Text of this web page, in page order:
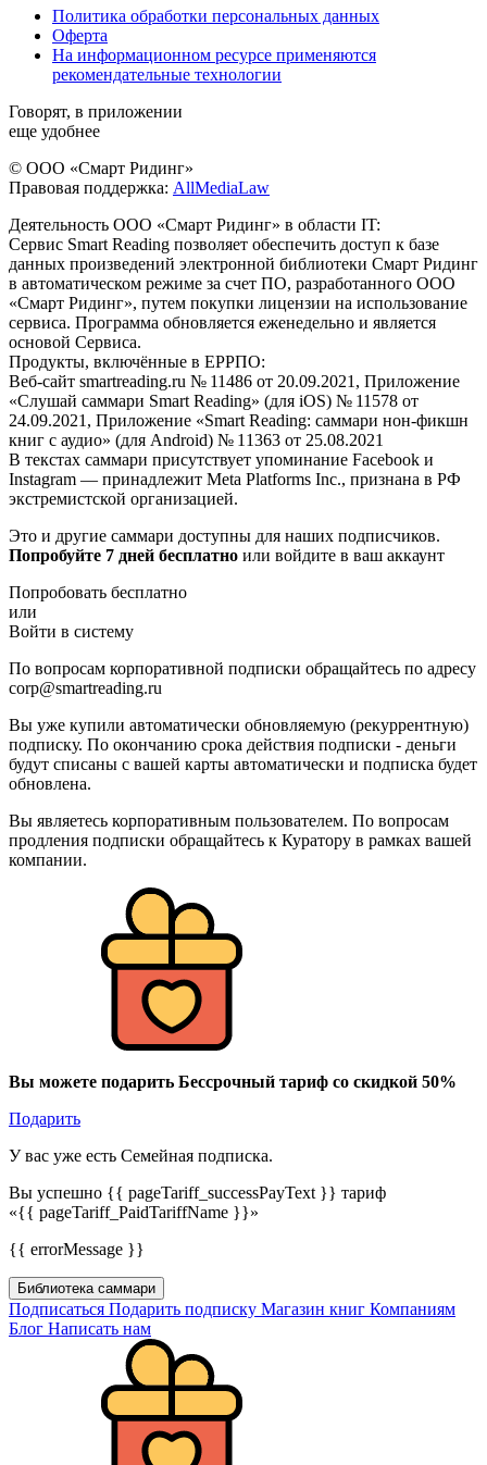
Политика обработки персональных данных
Оферта
На информационном ресурсе применяются
рекомендательные технологии
Говорят, в приложении
еще удобнее
© ООО «Смарт Ридинг»
Правовая поддержка: AllMediaLaw
Деятельность ООО «Смарт Ридинг» в области IT:
Сервис Smart Reading позволяет обеспечить доступ к базе
данных произведений электронной библиотеки Смарт Ридинг
в автоматическом режиме за счет ПО, разработанного ООО
«Смарт Ридинг», путем покупки лицензии на использование
сервиса. Программа обновляется еженедельно и является
основой Сервиса.
Продукты, включённые в ЕРРПО:
Веб-сайт smartreading.ru № 11486 от 20.09.2021, Приложение
«Слушай саммари Smart Reading» (для iOS) № 11578 от
24.09.2021, Приложение «Smart Reading: саммари нон-фикшн
книг с аудио» (для Android) № 11363 от 25.08.2021
В текстах саммари присутствует упоминание Facebook и
Instagram — принадлежит Meta Platforms Inc., признана в РФ
экстремистской организацией.
Это и другие саммари доступны для наших подписчиков.
Попробуйте 7 дней бесплатно или войдите в ваш аккаунт
Попробовать бесплатно
или
Войти в систему
По вопросам корпоративной подписки обращайтесь по адресу
corp@smartreading.ru
Вы уже купили автоматически обновляемую (рекуррентную)
подписку. По окончанию срока действия подписки - деньги
будут списаны с вашей карты автоматически и подписка будет
обновлена.
Вы являетесь корпоративным пользователем. По вопросам
продления подписки обращайтесь к Куратору в рамках вашей
компании.
Вы можете подарить Бессрочный тариф со скидкой 50%
Подарить
У вас уже есть Семейная подписка.
Вы успешно {{ pageTariff_successPayText }} тариф
«{{ pageTariff_PaidTariffName }}»
{{ errorMessage }}
Библиотека саммари
Подписаться Подарить подписку Магазин книг Компаниям
Блог Написать нам